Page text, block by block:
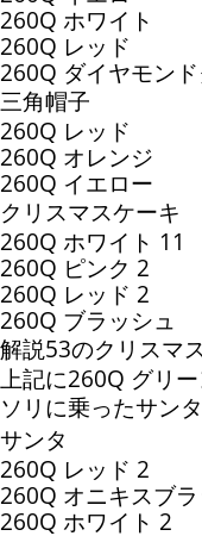
260Q ホワイト
260Q レッド
260Q ダイヤモン
三角帽子
260Q レッド
260Q オレンジ
260Q イエロー
クリスマスケーキ
260Q ホワイト 11
260Q ピンク 2
260Q レッド 2
260Q ブラッシュ
解説53のクリスマ
上記に260Q グリ
ソリに乗ったサンタ
サンタ
260Q レッド 2
260Q オニキスブ
260Q ホワイト 2